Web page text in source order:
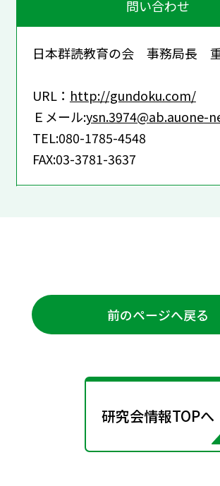
問い合わせ
日本群読教育の会 事務局長
URL： http://gundoku.com/
Ｅメール:ysn.3974@ab.auone-
TEL:080-1785-4548
FAX:03-3781-3637
前のページへ戻る
研究会情報TOPへ